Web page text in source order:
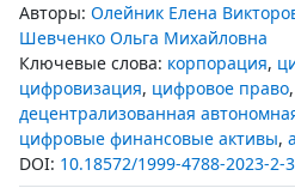
Авторы: Олейник Елена
Шевченко Ольга Михайловна
Ключевые слова: корпорация,
цифровизация, цифровое право,
децентрализованная
цифровые финансовые активы,
DOI: 10.18572/1999-4788-2023-2-